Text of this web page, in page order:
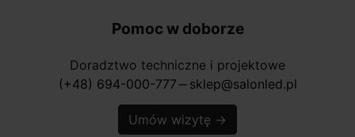
Pomoc w doborze
Doradztwo techniczne i projektowe
(+48) 694-000-777 horizontal_rule sklep@salonled.pl
Umów wizytę →